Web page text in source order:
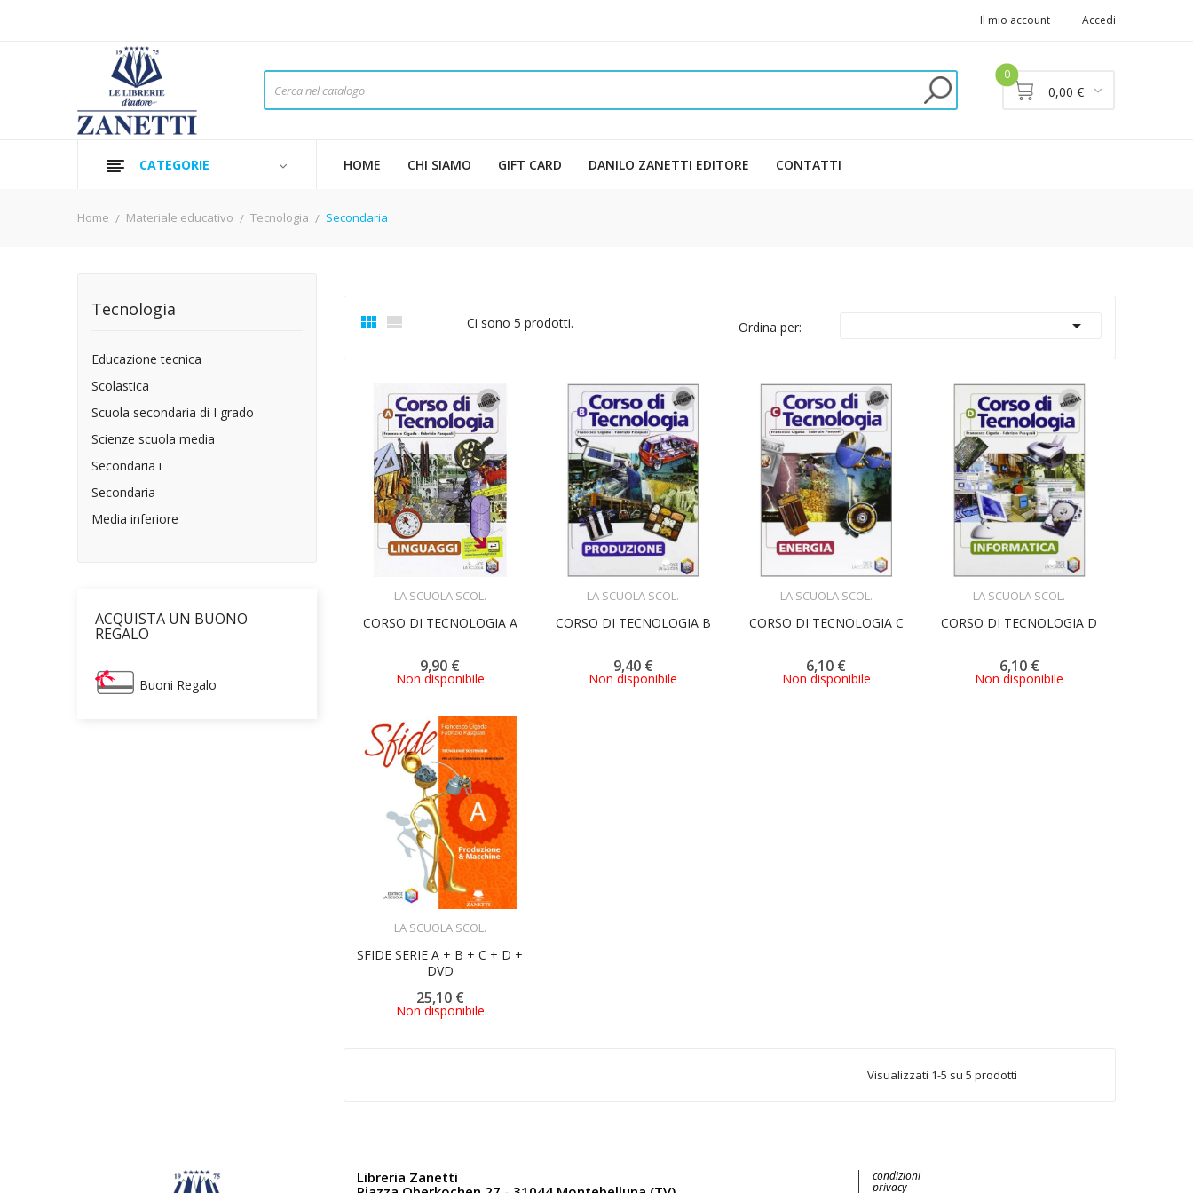
Il mio account Accedi
0
0,00 €
CATEGORIE HOME CHI SIAMO GIFT CARD DANILO ZANETTI EDITORE CONTATTI
Home Materiale educativo Tecnologia Secondaria
Tecnologia
Educazione tecnica
Scolastica
Scuola secondaria di I grado
Scienze scuola media
Secondaria i
Secondaria
Media inferiore
ACQUISTA UN BUONO
REGALO
Buoni Regalo
  Ci sono 5 prodotti. Ordina per: 
LA SCUOLA SCOL.
CORSO DI TECNOLOGIA A
9,90 €
Non disponibile
LA SCUOLA SCOL.
CORSO DI TECNOLOGIA B
9,40 €
Non disponibile
LA SCUOLA SCOL.
CORSO DI TECNOLOGIA C
6,10 €
Non disponibile
LA SCUOLA SCOL.
CORSO DI TECNOLOGIA D
6,10 €
Non disponibile
LA SCUOLA SCOL.
SFIDE SERIE A + B + C + D +
DVD
25,10 €
Non disponibile
Visualizzati 1-5 su 5 prodotti
Libreria Zanetti
condizioni
privacy